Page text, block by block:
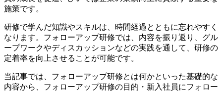
施策です。
研修で学んだ知識やスキルは、時間経過とともに忘れやすく
なります。フォローアップ研修では、内容を振り返り、グル
ープワークやディスカッションなどの実践を通して、研修の
定着率を向上させることが可能です。
当記事では、フォローアップ研修とは何かといった基礎的な
内容から、フォローアップ研修の目的・新入社員にフォロー